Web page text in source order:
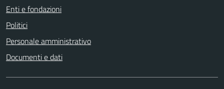
Enti e fondazioni
Politici
Personale amministrativo
Documenti e dati